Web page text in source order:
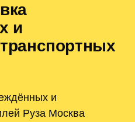
и
и
Руза Москва